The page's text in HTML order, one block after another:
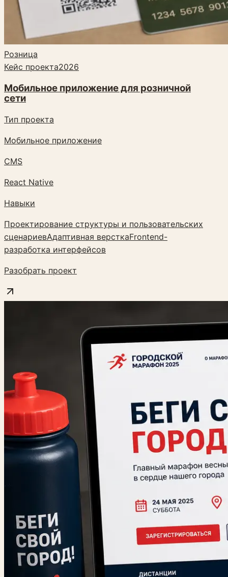
Розница
Кейс проекта2026
Мобильное приложение для розничной
сети
Тип проекта
Мобильное приложение
CMS
React Native
Навыки
Проектирование структуры и пользовательских
сценариевАдаптивная версткаFrontend-
разработка интерфейсов
Разобрать проект